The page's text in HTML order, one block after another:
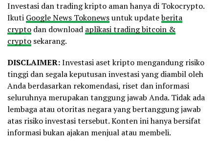
Investasi dan trading kripto aman hanya di Tokocrypto.
Ikuti Google News Tokonewsuntuk updateberita
crypto dan download aplikasi trading bitcoin &
crypto sekarang.
DISCLAIMER:Investasi aset kripto mengandung risiko
tinggi dan segala keputusan investasi yang diambil oleh
Anda berdasarkan rekomendasi, riset dan informasi
seluruhnya merupakan tanggung jawab Anda. Tidak ada
lembaga atau otoritas negara yang bertanggung jawab
atas risiko investasi tersebut. Konten ini hanya bersifat
informasi bukan ajakan menjual atau membeli.